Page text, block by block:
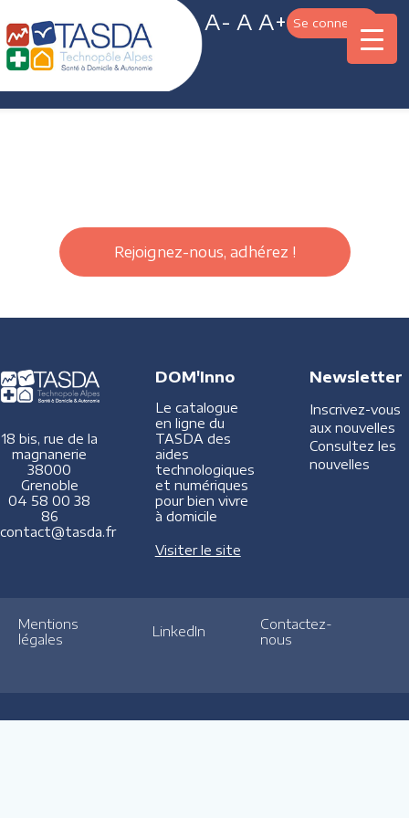
A- A A+ Se connecter
Rejoignez-nous, adhérez !
18 bis, rue de la
magnanerie
38000
Grenoble
04 58 00 38
86
contact@tasda.fr
DOM'Inno
Le catalogue
en ligne du
TASDA des
aides
technologiques
et numériques
pour bien vivre
à domicile
Visiter le site
Newsletter
Inscrivez-vous
aux nouvelles
Consultez les
nouvelles
Mentions
légales
LinkedIn
Contactez-
nous